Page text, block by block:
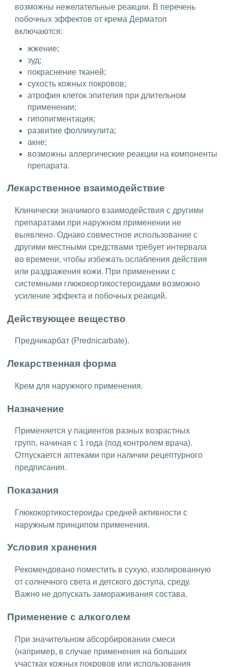
возможны нежелательные реакции. В перечень
побочных эффектов от крема Дерматоп
включаются:
жжение;
зуд;
покраснение тканей;
сухость кожных покровов;
атрофия клеток эпителия при длительном
применении;
гипопигментация;
развитие фолликулита;
акне;
возможны аллергические реакции на компоненты
препарата.
Лекарственное взаимодействие
Клинически значимого взаимодействия с другими
препаратами при наружном применении не
выявлено. Однако совместное использование с
другими местными средствами требует интервала
во времени, чтобы избежать ослабления действия
или раздражения кожи. При применении с
системными глюкокортикостероидами возможно
усиление эффекта и побочных реакций.
Действующее вещество
Предникарбат (Prednicarbate).
Лекарственная форма
Крем для наружного применения.
Назначение
Применяется у пациентов разных возрастных
групп, начиная с 1 года (под контролем врача).
Отпускается аптеками при наличии рецептурного
предписания.
Показания
Глюкокортикостероиды средней активности с
наружным принципом применения.
Условия хранения
Рекомендовано поместить в сухую, изолированную
от солнечного света и детского доступа, среду.
Важно не допускать замораживания состава.
Применение с алкоголем
При значительном абсорбировании смеси
(например, в случае применения на больших
участках кожных покровов или использования